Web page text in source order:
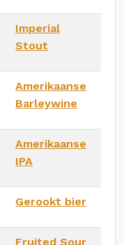
Imperial
Stout
Amerikaanse
Barleywine
Amerikaanse
IPA
Gerookt bier
Fruited Sour